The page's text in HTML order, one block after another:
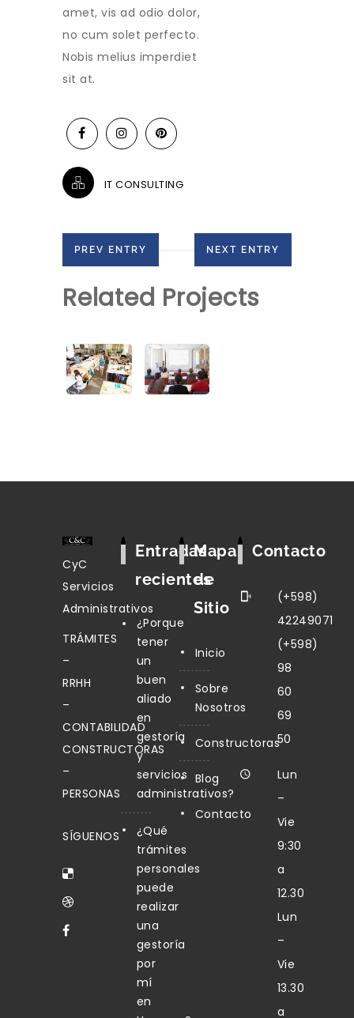
amet, vis ad odio dolor,
no cum solet perfecto.
Nobis melius imperdiet
sit at.
IT CONSULTING
PREV ENTRY NEXT ENTRY
Related Projects
CyC
Servicios
Administrativos
TRÁMITES
–
RRHH
–
CONTABILIDAD
CONSTRUCTORAS
–
PERSONAS
SÍGUENOS
Entradas
recientes
¿Porque
tener
un
buen
aliado
en
gestoría
y
servicios
administrativos?
¿Qué
trámites
personales
puede
realizar
una
gestoría
por
mí
en
Mapa
de
Sitio
Inicio
Sobre
Nosotros
Constructoras
Blog
Contacto
Contacto
(+598)
42249071
(+598)
98
60
69
50
Lun
–
Vie
9:30
a
12.30
Lun
–
Vie
13.30
a